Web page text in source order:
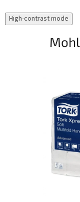
High-contrast mode